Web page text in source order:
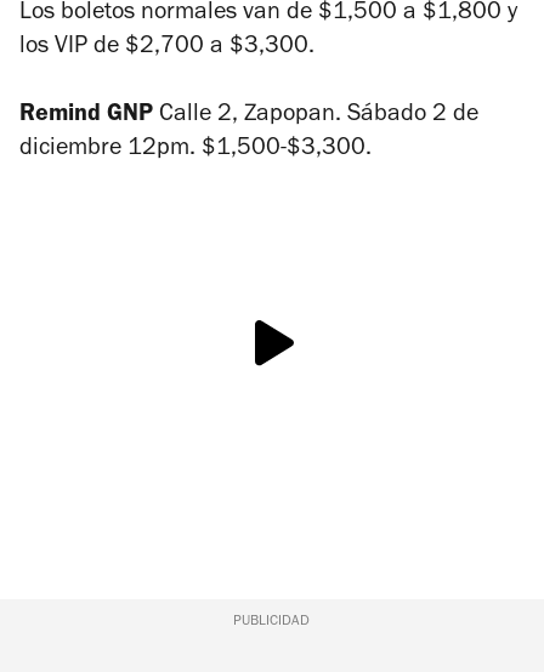
Los boletos normales van de $1,500 a $1,800 y
los VIP de $2,700 a $3,300.
Remind GNP Calle 2, Zapopan. Sábado 2 de
diciembre 12pm. $1,500-$3,300.
PUBLICIDAD